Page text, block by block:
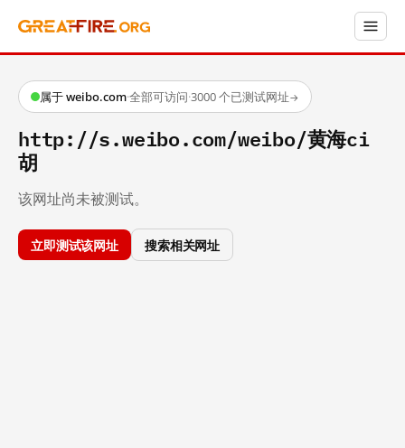
属于 weibo.com·全部可访问·3000 个已测试网址→
http://s.weibo.com/weibo/黄海ci
胡
该网址尚未被测试。
立即测试该网址 搜索相关网址